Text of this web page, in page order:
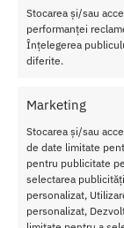
Stocarea și/sau
performanței
Înțelegerea
diferite.
Marketing
Stocarea și/sau
de date limitate
pentru publicitate
selectarea
personalizat,
personalizat,
Masca este
confort, si dispune
Toate
poliamida si metal
durabilitate in timp.
Acest set este
explorarea